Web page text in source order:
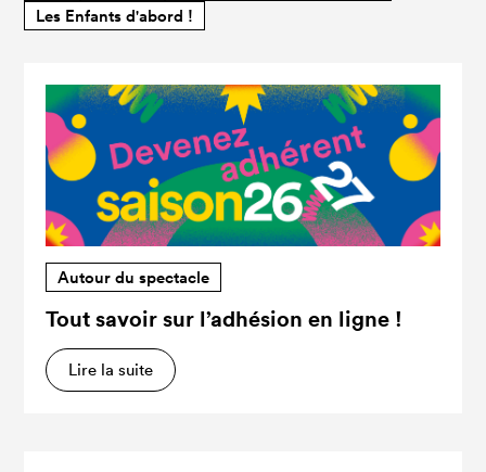
Les Enfants d'abord !
Autour du spectacle
Tout savoir sur l’adhésion en ligne !
Lire la suite